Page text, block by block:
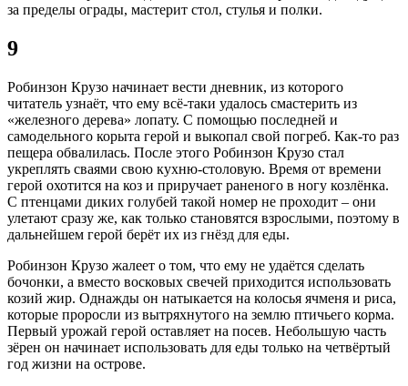
за пределы ограды, мастерит стол, стулья и полки.
9
Робинзон Крузо начинает вести дневник, из которого
читатель узнаёт, что ему всё-таки удалось смастерить из
«железного дерева» лопату. С помощью последней и
самодельного корыта герой и выкопал свой погреб. Как-то раз
пещера обвалилась. После этого Робинзон Крузо стал
укреплять сваями свою кухню-столовую. Время от времени
герой охотится на коз и приручает раненого в ногу козлёнка.
С птенцами диких голубей такой номер не проходит – они
улетают сразу же, как только становятся взрослыми, поэтому в
дальнейшем герой берёт их из гнёзд для еды.
Робинзон Крузо жалеет о том, что ему не удаётся сделать
бочонки, а вместо восковых свечей приходится использовать
козий жир. Однажды он натыкается на колосья ячменя и риса,
которые проросли из вытряхнутого на землю птичьего корма.
Первый урожай герой оставляет на посев. Небольшую часть
зёрен он начинает использовать для еды только на четвёртый
год жизни на острове.